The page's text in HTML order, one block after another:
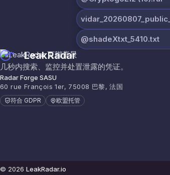
@shadeXtxt_5410.txt
LeakRadar
几秒内搜索、监控并处置泄露的凭证。
Radar Forge SASU
60 rue François 1er, 75008 巴黎, 法国
符合 GDPR 欧盟托管
© 2026 LeakRadar.io